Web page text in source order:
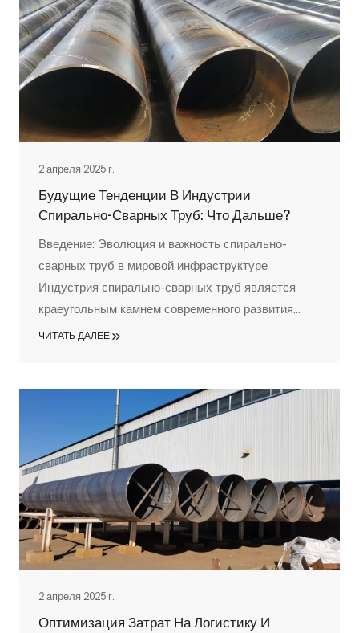
2 апреля 2025 г.
Будущие Тенденции В Индустрии
Спирально-Сварных Труб: Что Дальше?
Введение: Эволюция и важность спирально-
сварных труб в мировой инфраструктуре
Индустрия спирально-сварных труб является
краеугольным камнем современного развития
инфраструктуры, обеспечивая важнейшие
своего появления эти важнейшие компоненты
претерпели значительную эволюцию,
превратившись из примитивных трубопроводов в
сложные...
ЧИТАТЬ ДАЛЕЕ
2 апреля 2025 г.
Оптимизация Затрат На Логистику И